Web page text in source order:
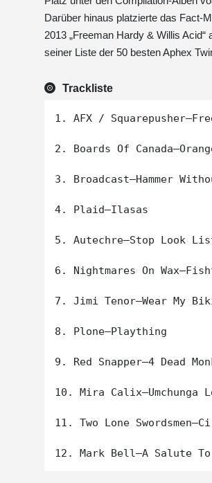
Darüber hinaus platzierte das Fact-
2013 „Freeman Hardy & Willis Acid“
seiner Liste der 50 besten Aphex
Trackliste
1. AFX /
2. Boards Of
3. Broadcast–Hammer
4. Plaid–Ilasas
5. Autechre–Stop Look
6. Nightmares On
7. Jimi Tenor–Wear My
8. Plone–Plaything
9. Red Snapper–4 Dead
10. Mira Calix–Umchunga
11. Two Lone